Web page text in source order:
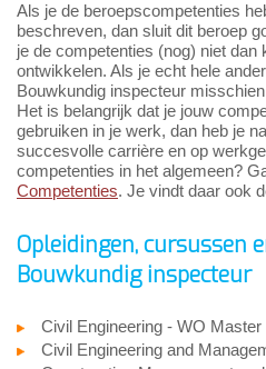
Als je de beroepscompetenties
beschreven, dan sluit dit beroep
je de competenties (nog) niet
ontwikkelen. Als je echt hele
Bouwkundig inspecteur
Het is belangrijk dat je jouw
gebruiken in je werk, dan heb je
succesvolle carrière en op
competenties in het algemeen?
Competenties. Je vindt daar ook
Opleidingen, cursussen
Bouwkundig inspecteur
Civil Engineering - WO Master
Civil Engineering and